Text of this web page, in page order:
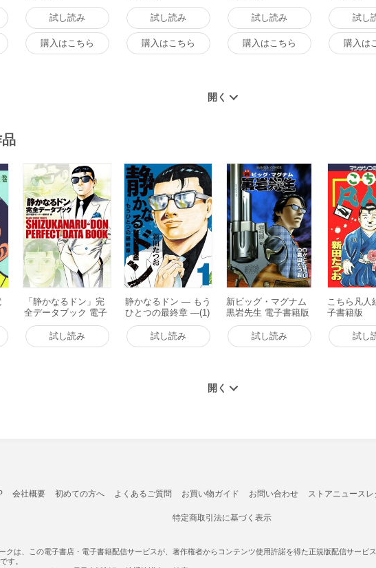
試し読み
購入はこちら
試し読み
購入はこちら
試し読み
購入はこちら
試し
購入は
「静かなるドン」完
全データブック 電子
書籍版
試し読み
静かなるドン ― もう
ひとつの最終章 ―(1)
電子書籍版
試し読み
新ビッグ・マグナム
黒岩先生 電子書籍版
試し読み
こちら凡人
子書籍版
試し
会社概要 初めての方へ よくあるご質問 お買い物ガイド お問い合わせ ストアニュースレ
特定商取引法に基づく表示
クは、この電子書店・電子書籍配信サービスが、著作権者からコンテンツ使用許諾を得た正規版配信サービ
す。